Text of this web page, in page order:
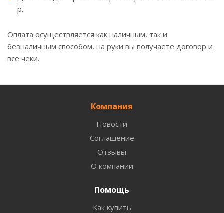
р.
Оплата осуществляется как наличным, так и
безналичным способом, на руки вы получаете договор и
все чеки.
Компания
Новости
Соглашение
Отзывы
О компании
Помощь
Как купить